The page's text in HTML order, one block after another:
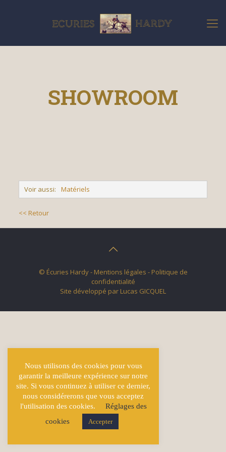
SHOWROOM
Voir aussi: Matériels
<< Retour
© Écuries Hardy - Mentions légales - Politique de
confidentialité
Site développé par Lucas GICQUEL
Nous utilisons des cookies pour vous
garantir la meilleure expérience sur notre
site. Si vous continuez à utiliser ce dernier,
nous considérerons que vous acceptez
l'utilisation des cookies.
Réglages des
cookies
Accepter